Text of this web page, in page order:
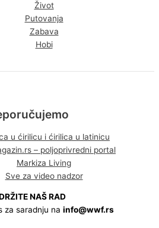
Život
Putovanja
Zabava
Hobi
u ćirilicu i ćirilica u latinicu
– poljoprivredni portal
Markiza Living
Sve za video nadzor
NAŠ RAD
za saradnju na info@wwf.rs